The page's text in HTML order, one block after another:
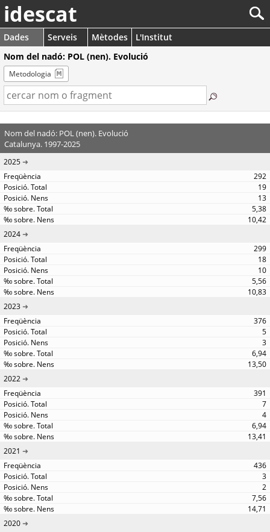
idescat
Dades Serveis Mètodes
L'Institut
Nom del nadó: POL (nen). Evolució
Metodologia
Nom del nadó: POL (nen). Evolució
Catalunya. 1997-2025
2025
292
19
13
5,38
10,42
2024
299
18
10
5,56
10,83
2023
376
5
3
6,94
13,50
2022
391
7
4
6,94
13,41
2021
436
3
2
7,56
14,71
2020